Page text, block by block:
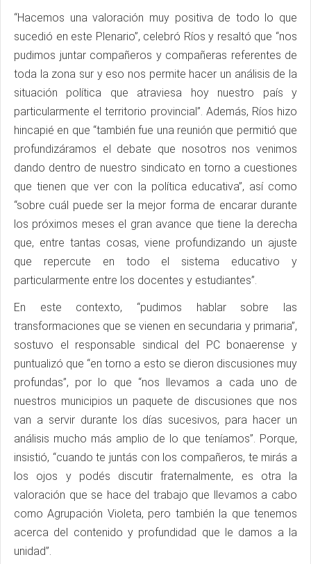
“Hacemos una valoración muy positiva de todo lo que
sucedió en este Plenario”, celebró Ríos y resaltó que “nos
pudimos juntar compañeros y compañeras referentes de
toda la zona sur y eso nos permite hacer un análisis de la
situación política que atraviesa hoy nuestro país y
particularmente el territorio provincial”. Además, Ríos hizo
hincapié en que “también fue una reunión que permitió que
profundizáramos el debate que nosotros nos venimos
dando dentro de nuestro sindicato en torno a cuestiones
que tienen que ver con la política educativa”, así como
“sobre cuál puede ser la mejor forma de encarar durante
los próximos meses el gran avance que tiene la derecha
que, entre tantas cosas, viene profundizando un ajuste
que repercute en todo el sistema educativo y
particularmente entre los docentes y estudiantes”.
En este contexto, “pudimos hablar sobre las
transformaciones que se vienen en secundaria y primaria”,
sostuvo el responsable sindical del PC bonaerense y
puntualizó que “en torno a esto se dieron discusiones muy
profundas”, por lo que “nos llevamos a cada uno de
nuestros municipios un paquete de discusiones que nos
van a servir durante los días sucesivos, para hacer un
análisis mucho más amplio de lo que teníamos”. Porque,
insistió, “cuando te juntás con los compañeros, te mirás a
los ojos y podés discutir fraternalmente, es otra la
valoración que se hace del trabajo que llevamos a cabo
como Agrupación Violeta, pero también la que tenemos
acerca del contenido y profundidad que le damos a la
unidad”.